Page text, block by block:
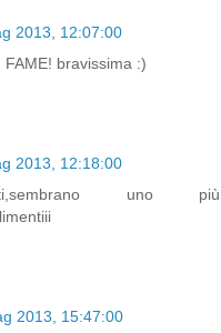
2013, 12:07:00
bravissima :)
2013, 12:18:00
uno
2013, 15:47:00